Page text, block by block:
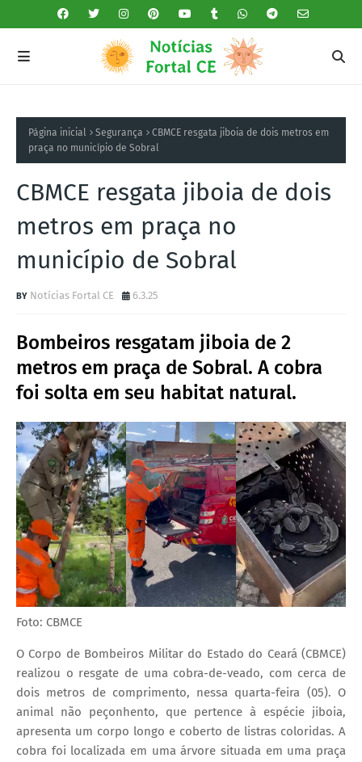
Página inicial Segurança
CBMCE resgata jiboia de dois metros em
praça no município de Sobral
CBMCE resgata jiboia de dois
metros em praça no
município de Sobral
Notícias Fortal CE 6.3.25
Bombeiros resgatam jiboia de 2
metros em praça de Sobral. A cobra
foi solta em seu habitat natural.
Foto: CBMCE
O Corpo de Bombeiros Militar do Estado do Ceará (CBMCE)
realizou o resgate de uma cobra-de-veado, com cerca de
dois metros de comprimento, nessa quarta-feira (05). O
animal não peçonhento, que pertence à espécie jiboia,
apresenta um corpo longo e coberto de listras coloridas. A
cobra foi localizada em uma árvore situada em uma praça